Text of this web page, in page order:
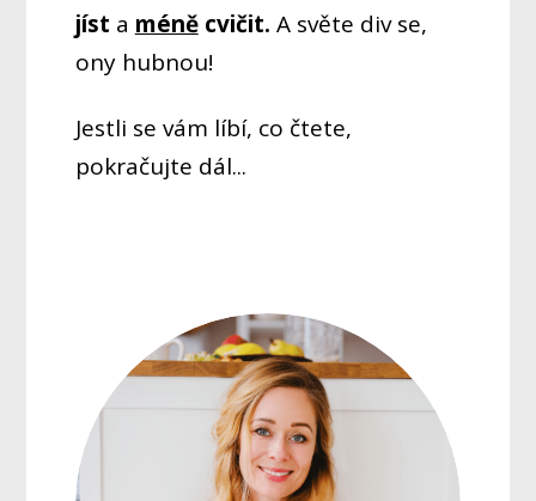
jíst a méněcvičit. A světe div se,
ony hubnou!
Jestli se vám líbí, co čtete,
pokračujte dál...